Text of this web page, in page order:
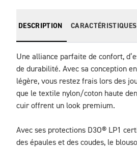
DESCRIPTION CARACTÉRISTIQUES
Une alliance parfaite de confort,
de durabilité. Avec sa conception
légère, vous restez frais lors des
que le textile nylon/coton haute
cuir offrent un look premium.
Avec ses protections D3O® LP1
des épaules et des coudes, le